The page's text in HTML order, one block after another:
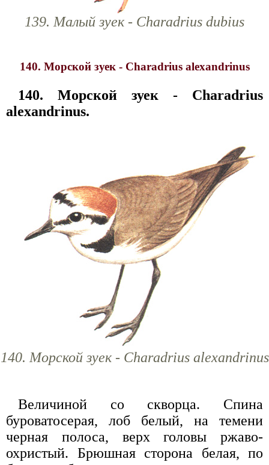
139. Малый зуек - Charadrius dubius
140. Морской зуек - Charadrius alexandrinus
140. Морской зуек - Charadrius
alexandrinus.
140. Морской зуек - Charadrius alexandrinus
Величиной со скворца. Спина
буроватосерая, лоб белый, на темени
черная полоса, верх головы ржаво-
охристый. Брюшная сторона белая, по